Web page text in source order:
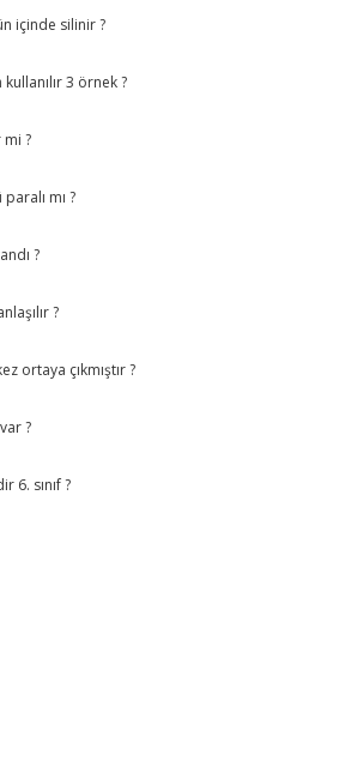
içinde silinir ?
3 örnek ?
?
mı ?
?
?
ortaya çıkmıştır ?
?
6. sınıf ?